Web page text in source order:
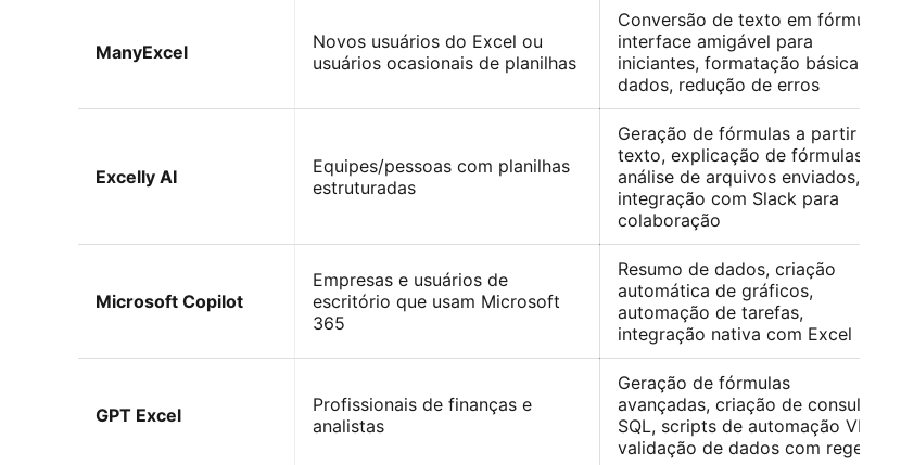
ManyExcel
Novos usuários do Excel ou
usuários ocasionais de planilhas
Conversão de texto em fórmula,
interface amigável para
iniciantes, formatação básica de
dados, redução de erros
Excelly AI
Equipes/pessoas com planilhas
estruturadas
Geração de fórmulas a partir de
texto, explicação de fórmulas,
análise de arquivos enviados,
integração com Slack para
colaboração
Microsoft Copilot
Empresas e usuários de
escritório que usam Microsoft
365
Resumo de dados, criação
automática de gráficos,
automação de tarefas,
integração nativa com Excel
GPT Excel
Profissionais de finanças e
analistas
Geração de fórmulas
avançadas, criação de consultas
SQL, scripts de automação VBA,
validação de dados com regex